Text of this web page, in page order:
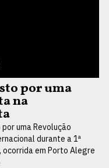
por uma
na
uma Revolução
durante a 1ª
em Porto Alegre